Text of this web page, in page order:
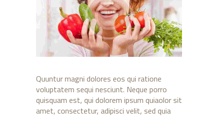
Quuntur magni dolores eos qui ratione
voluptatem sequi nesciunt. Neque porro
quisquam est, qui dolorem ipsum quiaolor sit
amet, consectetur, adipisci velit, sed quia